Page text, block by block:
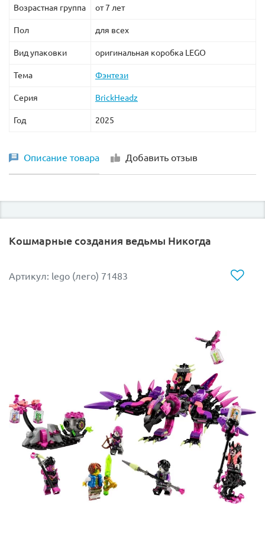
Возрастная группа от 7 лет
Пол для всех
Вид упаковки оригинальная коробка LEGO
Тема Фэнтези
Серия BrickHeadz
Год 2025
Описание товара Добавить отзыв
Кошмарные создания ведьмы Никогда
Артикул: lego (лего) 71483